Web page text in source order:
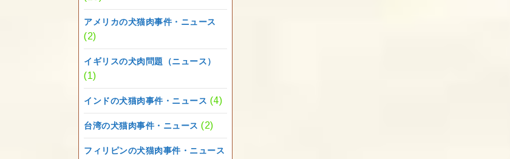
アメリカの犬猫肉事件・ニュース
(2)
イギリスの犬肉問題（ニュース）
(1)
インドの犬猫肉事件・ニュース (4)
台湾の犬猫肉事件・ニュース (2)
フィリピンの犬猫肉事件・ニュース